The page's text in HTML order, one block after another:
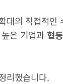
대의 직접적인
은 기업과협
리했습니다.